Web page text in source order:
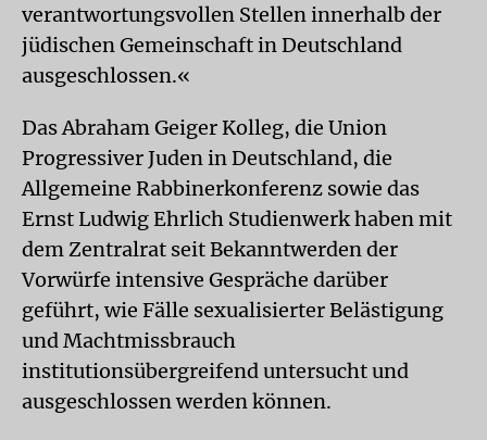
verantwortungsvollen Stellen innerhalb der
jüdischen Gemeinschaft in Deutschland
ausgeschlossen.«
Das Abraham Geiger Kolleg, die Union
Progressiver Juden in Deutschland, die
Allgemeine Rabbinerkonferenz sowie das
Ernst Ludwig Ehrlich Studienwerk haben mit
dem Zentralrat seit Bekanntwerden der
Vorwürfe intensive Gespräche darüber
geführt, wie Fälle sexualisierter Belästigung
und Machtmissbrauch
institutionsübergreifend untersucht und
ausgeschlossen werden können.